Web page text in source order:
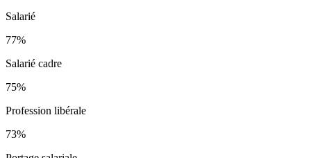
Salarié
77%
Salarié cadre
75%
Profession libérale
73%